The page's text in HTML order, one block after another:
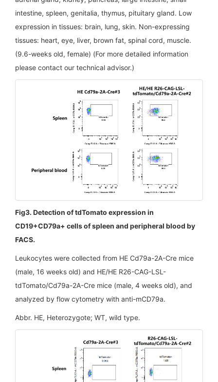
intestine, spleen, genitalia, thymus, pituitary gland. Low
expression in tissues: brain, lung, skin. Non-expressing
tissues: heart, eye, liver, brown fat, spinal cord, muscle.
(9.6-weeks old, female) (For more detailed information
please contact our technical advisor.)
Fig3. Detection of tdTomato expression in
CD19+CD79a+ cells of spleen and peripheral blood by
FACS.
Leukocytes were collected from HE Cd79a-2A-Cre mice
(male, 16 weeks old) and HE/HE R26-CAG-LSL-
tdTomato/Cd79a-2A-Cre mice (male, 4 weeks old), and
analyzed by flow cytometry with anti-mCD79a.
Abbr. HE, Heterozygote; WT, wild type.